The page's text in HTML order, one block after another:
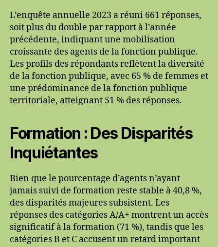
L’enquête annuelle 2023 a réuni 661 réponses,
soit plus du double par rapport à l’année
précédente, indiquant une mobilisation
croissante des agents de la fonction publique.
Les profils des répondants reflètent la diversité
de la fonction publique, avec 65 % de femmes et
une prédominance de la fonction publique
territoriale, atteignant 51 % des réponses.
Formation : Des Disparités
Inquiétantes
Bien que le pourcentage d’agents n’ayant
jamais suivi de formation reste stable à 40,8 %,
des disparités majeures subsistent. Les
réponses des catégories A/A+ montrent un accès
significatif à la formation (71 %), tandis que les
catégories B et C accusent un retard important